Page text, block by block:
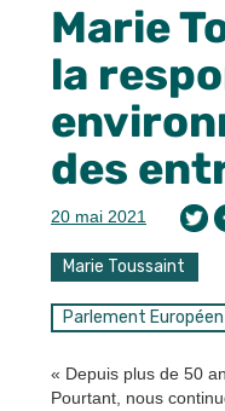
Marie
la
des
20 mai 2021
Marie Toussaint
Parlement Européen
« Depuis plus de 50
Pourtant, nous